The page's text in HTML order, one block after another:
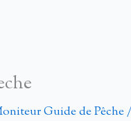
Guide de Pêche/